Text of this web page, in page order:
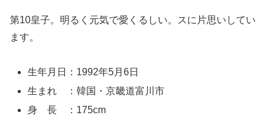
第10皇子。明るく元気で愛くるしい。スに片思いしてい
ます。
生年月日：1992年5月6日
生まれ ：韓国・京畿道富川市
身 長 ：175cm